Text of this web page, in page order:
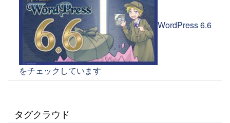
WordPress 6.6
をチェックしています
タグクラウド